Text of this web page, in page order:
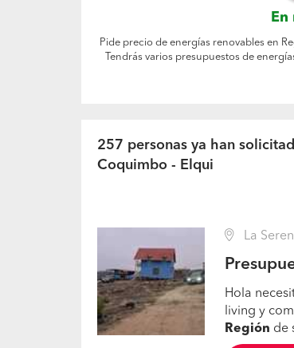
Pide precio de energías renovables en
Tendrás varios presupuestos de
257 personas ya han
Coquimbo - Elqui
La
Hola
living y
Región de